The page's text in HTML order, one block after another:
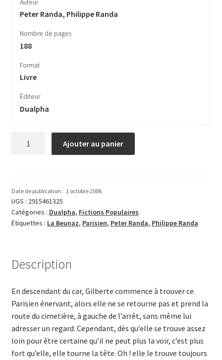
Auteur
Peter Randa, Philippe Randa
Nombre de pages
188
Format
Livre
Éditeur
Dualpha
à
La
Beunaz
Ajouter au panier
Date de publication : 1 octobre 2006
UGS : 2915461325
Catégories : Dualpha, Fictions Populaires
Étiquettes : La Beunaz, Parisien, Peter Randa, Philippe Randa
Description
En descendant du car, Gil­berte commence à trouver ce
Pari­sien énervant, alors elle ne se retourne pas et prend la
route du cimetière, à gauche de l’arrêt, sans même lui
adresser un regard. Cepen­dant, dès qu’elle se trouve assez
loin pour être certaine qu’il ne peut plus la voir, c’est plus
fort qu’elle, elle tourne la tête. Oh ! elle le trouve toujours